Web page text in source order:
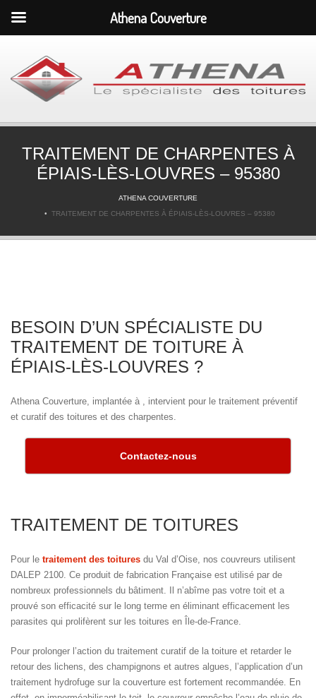
TRAITEMENT DE CHARPENTES À
ÉPIAIS-LÈS-LOUVRES – 95380
ATHENA COUVERTURE
TRAITEMENT DE CHARPENTES À ÉPIAIS-LÈS-LOUVRES – 95380
BESOIN D’UN SPÉCIALISTE DU
TRAITEMENT DE TOITURE À
ÉPIAIS-LÈS-LOUVRES ?
Athena Couverture, implantée à , intervient pour le traitement préventif
et curatif des toitures et des charpentes.
Contactez-nous
TRAITEMENT DE TOITURES
Pour le traitement des toitures du Val d’Oise, nos couvreurs utilisent
DALEP 2100. Ce produit de fabrication Française est utilisé par de
nombreux professionnels du bâtiment. Il n’abîme pas votre toit et a
prouvé son efficacité sur le long terme en éliminant efficacement les
parasites qui prolifèrent sur les toitures en Île-de-France.
Pour prolonger l’action du traitement curatif de la toiture et retarder le
retour des lichens, des champignons et autres algues, l’application d’un
traitement hydrofuge sur la couverture est fortement recommandée. En
Athena Couverture